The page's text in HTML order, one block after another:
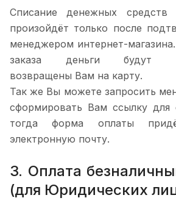
Списание денежных
произойдёт только после
менеджером интернет-
заказа деньги будут
возвращены Вам на карту.
Так же Вы можете запросить
сформировать Вам ссылку для
тогда форма оплаты
электронную почту.
3. Оплата
(для Юридических